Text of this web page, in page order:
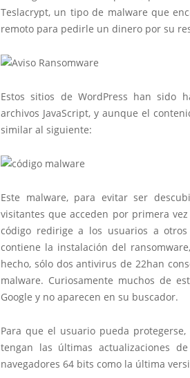
Teslacrypt, un tipo de malware que
remoto para pedirle un dinero por su
Estos sitios de WordPress han sido
archivos JavaScript, y aunque el
similar al siguiente:
Este malware, para evitar ser
visitantes que acceden por primera
código redirige a los usuarios a
contiene la instalación del
hecho, sólo dos antivirus de 22han
malware. Curiosamente muchos de
Google y no aparecen en su buscador.
Para que el usuario pueda
tengan las últimas actualizaciones
navegadores 64 bits como la última